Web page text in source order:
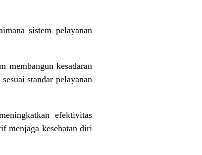
sistem pelayanan
membangun kesadaran
standar pelayanan
efektivitas
menjaga kesehatan diri